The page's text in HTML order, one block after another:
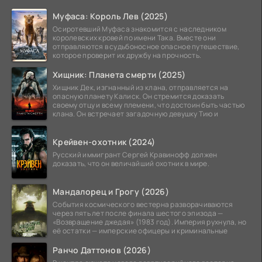
Муфаса: Король Лев (2025)
Осиротевший Муфаса знакомится с наследником
королевских кровей по имени Така. Вместе они
отправляются в судьбоносное опасное путешествие,
которое проверит их дружбу на прочность.
Хищник: Планета смерти (2025)
Хищник Дек, изгнанный из клана, отправляется на
опасную планету Калиск. Он стремится доказать
своему отцу и всему племени, что достоин быть частью
клана. Он встречает загадочную девушку Тию и
Крейвен-охотник (2024)
Русский иммигрант Сергей Кравинофф должен
доказать, что он величайший охотник в мире.
Мандалорец и Грогу (2026)
События космического вестерна разворачиваются
через пять лет после финала шестого эпизода —
«Возвращение джедая» (1983 год). Империя рухнула, но
её остатки — имперские офицеры и криминальные
Ранчо Даттонов (2026)